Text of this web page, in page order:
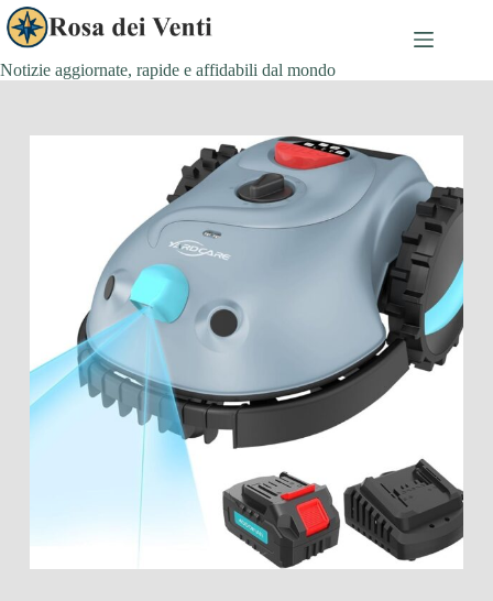
Salta
al
contenuto
Notizie aggiornate, rapide e affidabili dal mondo